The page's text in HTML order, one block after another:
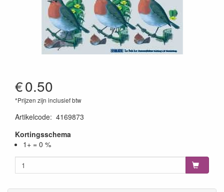
€0.50
*Prijzen zijn inclusief btw
Artikelcode: 4169873
Kortingsschema
1+ = 0 %